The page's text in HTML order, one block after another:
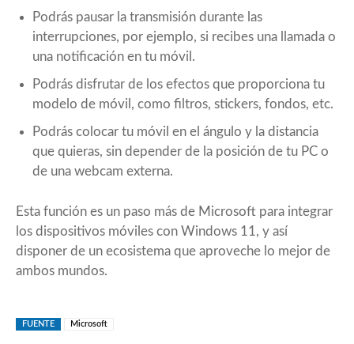
Podrás pausar la transmisión durante las
interrupciones, por ejemplo, si recibes una llamada o
una notificación en tu móvil.
Podrás disfrutar de los efectos que proporciona tu
modelo de móvil, como filtros, stickers, fondos, etc.
Podrás colocar tu móvil en el ángulo y la distancia
que quieras, sin depender de la posición de tu PC o
de una webcam externa.
Esta función es un paso más de Microsoft para integrar
los dispositivos móviles con Windows 11, y así
disponer de un ecosistema que aproveche lo mejor de
ambos mundos.
FUENTE Microsoft